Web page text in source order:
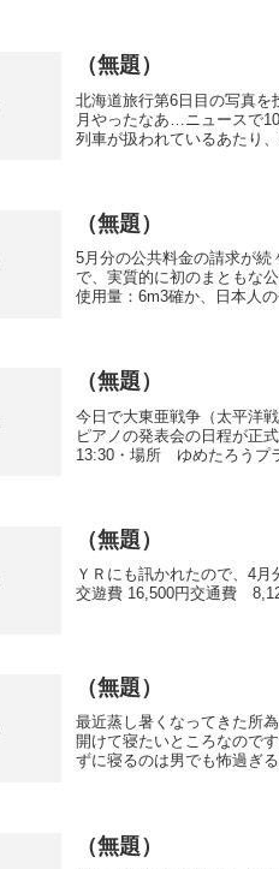
（無題）
北海道旅行第6日目の写真
月やったなあ…ニュースで
列車が扱われているあたり
（無題）
5月分の公共料金の請求が
で、実質的に初のまともな
使用量：6m3確か、日本人
（無題）
今日で大東亜戦争（太平洋
ピアノの発表会の日程が正
13:30・場所 ゆめたろうプ
（無題）
ＹＲにも訊かれたので、4
交遊費 16,500円交通費
（無題）
最近蒸し暑くなってきた所
開けて寝たいところなので
ずに寝るのは男でも怖過ぎ
（無題）